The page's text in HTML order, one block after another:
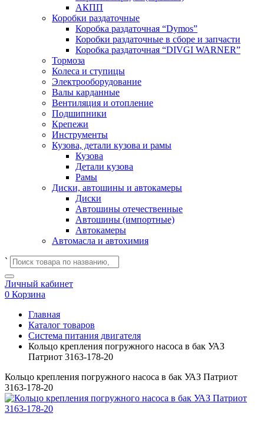
АКПП
Коробки раздаточные
Коробка раздаточная “Dymos”
Коробки раздаточные в сборе и запчасти
Коробка раздаточная “DIVGI WARNER”
Тормоза
Колеса и ступицы
Электрооборудование
Валы карданные
Вентиляция и отопление
Подшипники
Крепежи
Инструменты
Кузова, детали кузова и рамы
Кузова
Детали кузова
Рамы
Диски, автошины и автокамеры
Диски
Автошины отечественные
Автошины (импортные)
Автокамеры
Автомасла и автохимия
`
Личный кабинет
0 Корзина
Главная
Каталог товаров
Система питания двигателя
Кольцо крепления погружного насоса в бак УАЗ
Патриот 3163-178-20
Кольцо крепления погружного насоса в бак УАЗ Патриот
3163-178-20